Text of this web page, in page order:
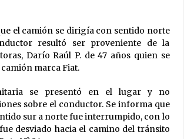
el camión se dirigía con sentido norte
resultó ser proveniente de la
Darío Raúl P. de 47 años quien se
marca Fiat.
se presentó en el lugar y no
sobre el conductor. Se informa que
sur a norte fue interrumpido, con lo
desviado hacia el camino del tránsito